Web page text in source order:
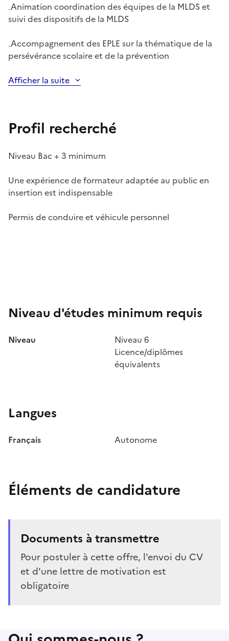
₋Animation coordination des équipes de la MLDS et
suivi des dispositifs de la MLDS
₋Accompagnement des EPLE sur la thématique de la
persévérance scolaire et de la prévention
Afficher la suite
Profil recherché
Niveau Bac + 3 minimum
Une expérience de formateur adaptée au public en
insertion est indispensable
Permis de conduire et véhicule personnel
Niveau d'études minimum requis
Niveau
Niveau 6
Licence/diplômes
équivalents
Langues
Français Autonome
Éléments de candidature
Documents à transmettre
Pour postuler à cette offre, l'envoi du CV
et d'une lettre de motivation est
obligatoire